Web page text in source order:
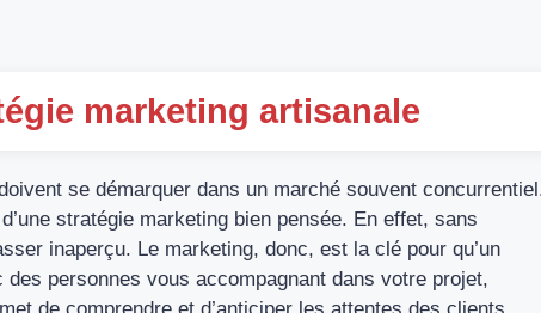
marketing artisanale
se démarquer dans un marché souvent
stratégie marketing bien pensée. En effet, sans
inaperçu. Le marketing, donc, est la clé pour qu’un
personnes vous accompagnant dans votre projet,